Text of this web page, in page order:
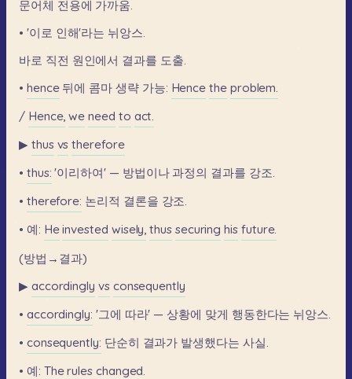
문어체 전용에 가까움.
• '이로 인해'라는 뉘앙스.
바로 직전 원인에서 결과를 도출.
• hence 뒤에 콤마 생략 가능: Hence the problem.
/ Hence, we need to act.
▶ thus vs therefore
• thus: '이리하여' — 방법이나 과정의 결과를 강조.
• therefore: 논리적 결론을 강조.
• 예: He invested wisely, thus securing his future.
(방법→결과)
▶ accordingly vs consequently
• accordingly: '그에 따라' — 상황에 맞게 행동한다는 뉘앙스.
• consequently: 단순히 결과가 발생했다는 사실.
• 예: The rules changed.